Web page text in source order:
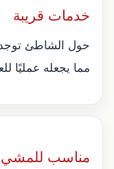
خدمات قريبة
حول الشاطئ
مما يجعله عمليًا
مناسب للمشي